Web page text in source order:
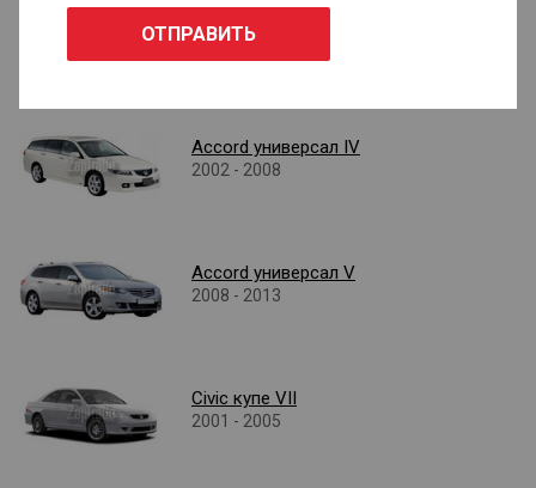
Accord седан VIII
2008 - 2013
Accord универсал IV
2002 - 2008
Accord универсал V
2008 - 2013
Civic купе VII
2001 - 2005